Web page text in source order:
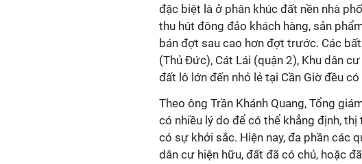
đặc biệt là ở phân khúc đất nền nhà
thu hút đông đảo khách hàng, sản
bán đợt sau cao hơn đợt trước. Các
(Thủ Đức), Cát Lái (quận 2), Khu dân
đất lô lớn đến nhỏ lẻ tại Cần Giờ đều
Theo ông Trần Khánh Quang, Tổng
có nhiều lý do để có thể khẳng định,
có sự khởi sắc. Hiện nay, đa phần các
dân cư hiện hữu, đất đã có chủ, hoặc